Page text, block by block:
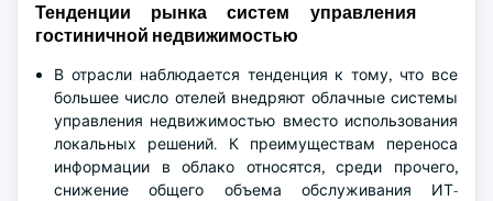
Тенденции рынка систем управления
гостиничной недвижимостью
В отрасли наблюдается тенденция к тому, что все
большее число отелей внедряют облачные системы
управления недвижимостью вместо использования
локальных решений. К преимуществам переноса
информации в облако относятся, среди прочего,
снижение общего объема обслуживания ИТ-